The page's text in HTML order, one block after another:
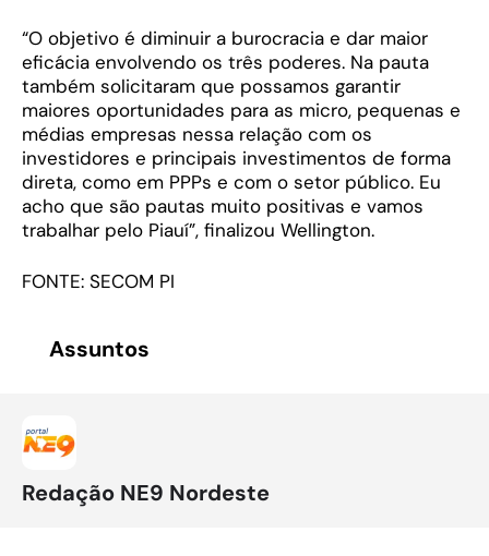
“O objetivo é diminuir a burocracia e dar maior
eficácia envolvendo os três poderes. Na pauta
também solicitaram que possamos garantir
maiores oportunidades para as micro, pequenas e
médias empresas nessa relação com os
investidores e principais investimentos de forma
direta, como em PPPs e com o setor público. Eu
acho que são pautas muito positivas e vamos
trabalhar pelo Piauí”, finalizou Wellington.
FONTE: SECOM PI
Assuntos
Redação NE9 Nordeste